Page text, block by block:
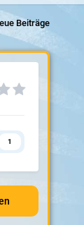
Beiträge
1